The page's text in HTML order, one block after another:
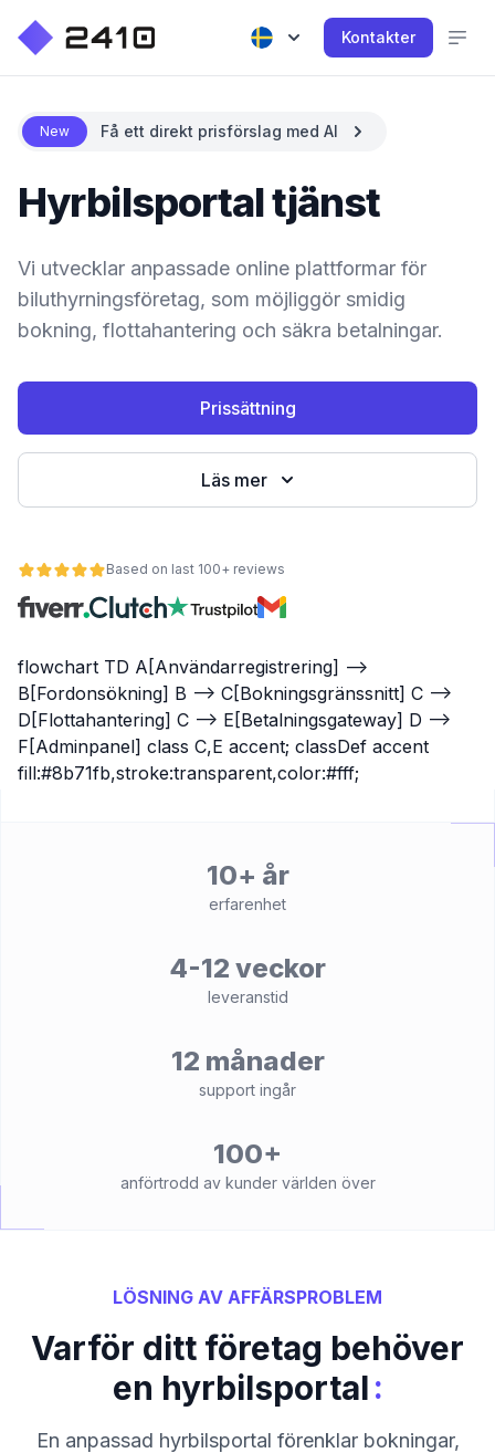
Kontakter
New Få ett direkt prisförslag med AI
Hyrbilsportal tjänst
Vi utvecklar anpassade online plattformar för
biluthyrningsföretag, som möjliggör smidig
bokning, flottahantering och säkra betalningar.
Prissättning
Läs mer
Based on last 100+ reviews
flowchart TD A[Användarregistrering] -->
B[Fordonsökning] B --> C[Bokningsgränssnitt] C -->
D[Flottahantering] C --> E[Betalningsgateway] D -->
F[Adminpanel] class C,E accent; classDef accent
fill:#8b71fb,stroke:transparent,color:#fff;
10+ år
erfarenhet
4-12 veckor
leveranstid
12 månader
support ingår
100+
anförtrodd av kunder världen över
LÖSNING AV AFFÄRSPROBLEM
Varför ditt företag behöver
en hyrbilsportal:
En anpassad hyrbilsportal förenklar bokningar,